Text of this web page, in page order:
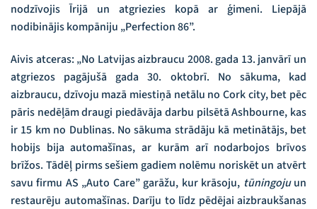
nodzīvojis Īrijā un atgriezies kopā ar ģimeni. Liepājā
nodibinājis kompāniju „Perfection 86”.
Aivis atceras: „No Latvijas aizbraucu 2008. gada 13. janvārī un
atgriezos pagājušā gada 30. oktobrī. No sākuma, kad
aizbraucu, dzīvoju mazā miestiņā netālu no Cork city, bet pēc
pāris nedēļām draugi piedāvāja darbu pilsētā Ashbourne, kas
ir 15 km no Dublinas. No sākuma strādāju kā metinātājs, bet
hobijs bija automašīnas, ar kurām arī nodarbojos brīvos
brīžos. Tādēļ pirms sešiem gadiem nolēmu noriskēt un atvērt
savu firmu AS „Auto Care” garāžu, kur krāsoju, tūningojuun
restaurēju automašīnas. Darīju to līdz pēdējai aizbraukšanas